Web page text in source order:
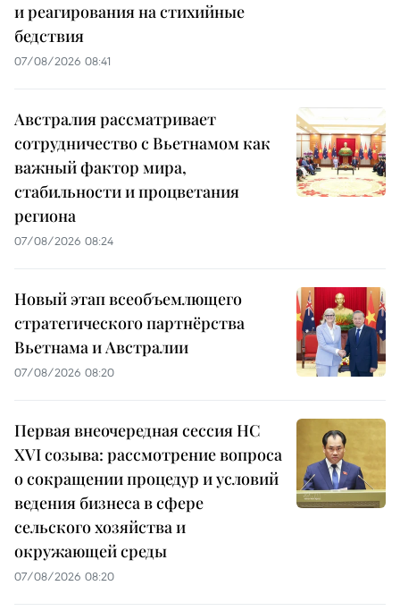
и реагирования на стихийные
бедствия
07/08/2026 08:41
Австралия рассматривает
сотрудничество с Вьетнамом как
важный фактор мира,
стабильности и процветания
региона
07/08/2026 08:24
Новый этап всеобъемлющего
стратегического партнёрства
Вьетнама и Австралии
07/08/2026 08:20
Первая внеочередная сессия НС
XVI созыва: рассмотрение вопроса
о сокращении процедур и условий
ведения бизнеса в сфере
сельского хозяйства и
окружающей среды
07/08/2026 08:20